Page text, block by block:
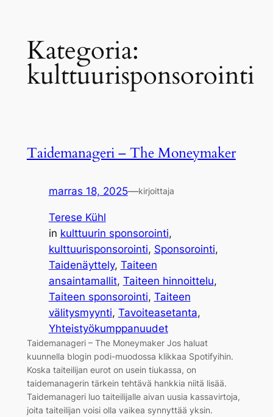
Kategoria:
kulttuurisponsorointi
Taidemanageri – The Moneymaker
marras 18, 2025—kirjoittaja
Terese Kühl
in kulttuurin sponsorointi
kulttuurisponsorointi, Sponsorointi
Taidenäyttely, Taiteen
ansaintamallit, Taiteen hinnoittelu
Taiteen sponsorointi, Taiteen
välitysmyynti, Tavoiteasetanta
Yhteistyökumppanuudet
Taidemanageri – The Moneymaker Jos haluat
kuunnella blogin podi-muodossa klikkaa Spotifyihin.
Koska taiteilijan eurot on usein tiukassa, on
taidemanagerin tärkein tehtävä hankkia niitä lisää.
Taidemanageri luo taiteilijalle aivan uusia kassavirtoja,
joita taiteilijan voisi olla vaikea synnyttää yksin.